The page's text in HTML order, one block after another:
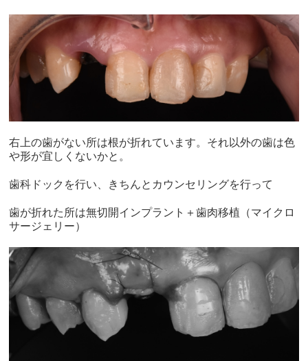
右上の歯がない所は根が折れています。それ以外の歯は色
や形が宜しくないかと。
歯科ドックを行い、きちんとカウンセリングを行って
歯が折れた所は無切開インプラント＋歯肉移植（マイクロ
サージェリー）